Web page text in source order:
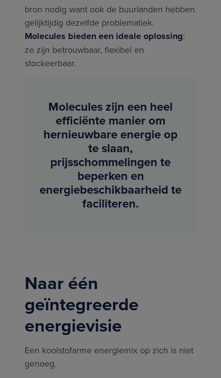
bron nodig want ook de buurlanden hebben
gelijktijdig dezelfde problematiek.
Molecules bieden een ideale oplossing:
ze zijn betrouwbaar, flexibel en
stockeerbaar.
Molecules zijn een heel
efficiënte manier om
hernieuwbare energie op
te slaan,
prijsschommelingen te
beperken en
energiebeschikbaarheid te
faciliteren.
Naar één
geïntegreerde
energievisie
Een koolstofarme energiemix op zich is niet
genoeg.